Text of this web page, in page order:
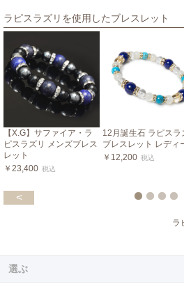
ラピスラズリを使用したブレスレット
【X.G】サファイア・ラ
ピスラズリ メンズブレス
レット
￥23,400 税込
12月誕生石 ラピスラ
ブレスレット レディ
￥12,200 税込
<
ラ
選ぶ